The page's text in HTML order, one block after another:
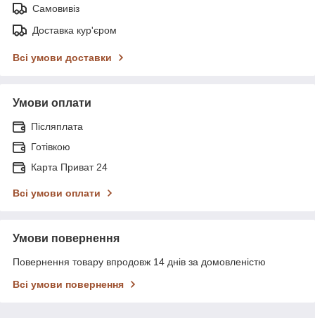
Самовивіз
Доставка кур'єром
Всі умови доставки
Умови оплати
Післяплата
Готівкою
Карта Приват 24
Всі умови оплати
Умови повернення
Повернення товару впродовж 14 днів за домовленістю
Всі умови повернення